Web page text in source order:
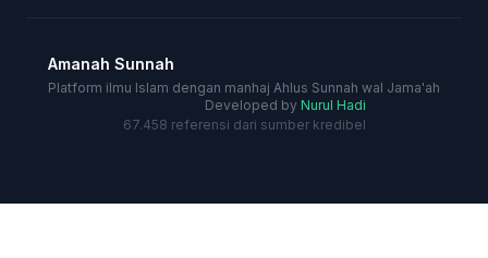
Amanah Sunnah
Platform ilmu Islam dengan manhaj Ahlus Sunnah wal Jama'ah
Developed by Nurul Hadi
67.458 referensi dari sumber kredibel